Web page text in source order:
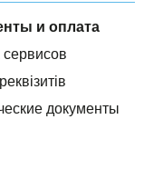
и оплата
документы